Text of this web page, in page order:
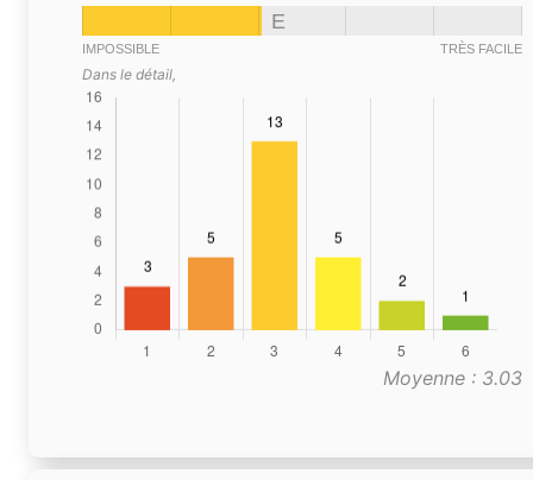
E
IMPOSSIBLE TRÈS FACILE
Dans le détail,
Moyenne : 3.03